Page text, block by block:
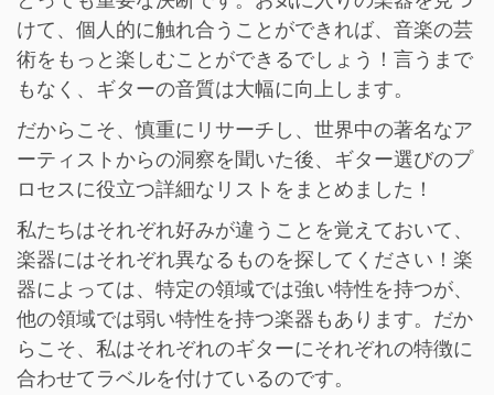
けて、個人的に触れ合うことができれば、音楽の芸
術をもっと楽しむことができるでしょう！言うまで
もなく、ギターの音質は大幅に向上します。
だからこそ、慎重にリサーチし、世界中の著名なア
ーティストからの洞察を聞いた後、ギター選びのプ
ロセスに役立つ詳細なリストをまとめました！
私たちはそれぞれ好みが違うことを覚えておいて、
楽器にはそれぞれ異なるものを探してください！楽
器によっては、特定の領域では強い特性を持つが、
他の領域では弱い特性を持つ楽器もあります。だか
らこそ、私はそれぞれのギターにそれぞれの特徴に
合わせてラベルを付けているのです。